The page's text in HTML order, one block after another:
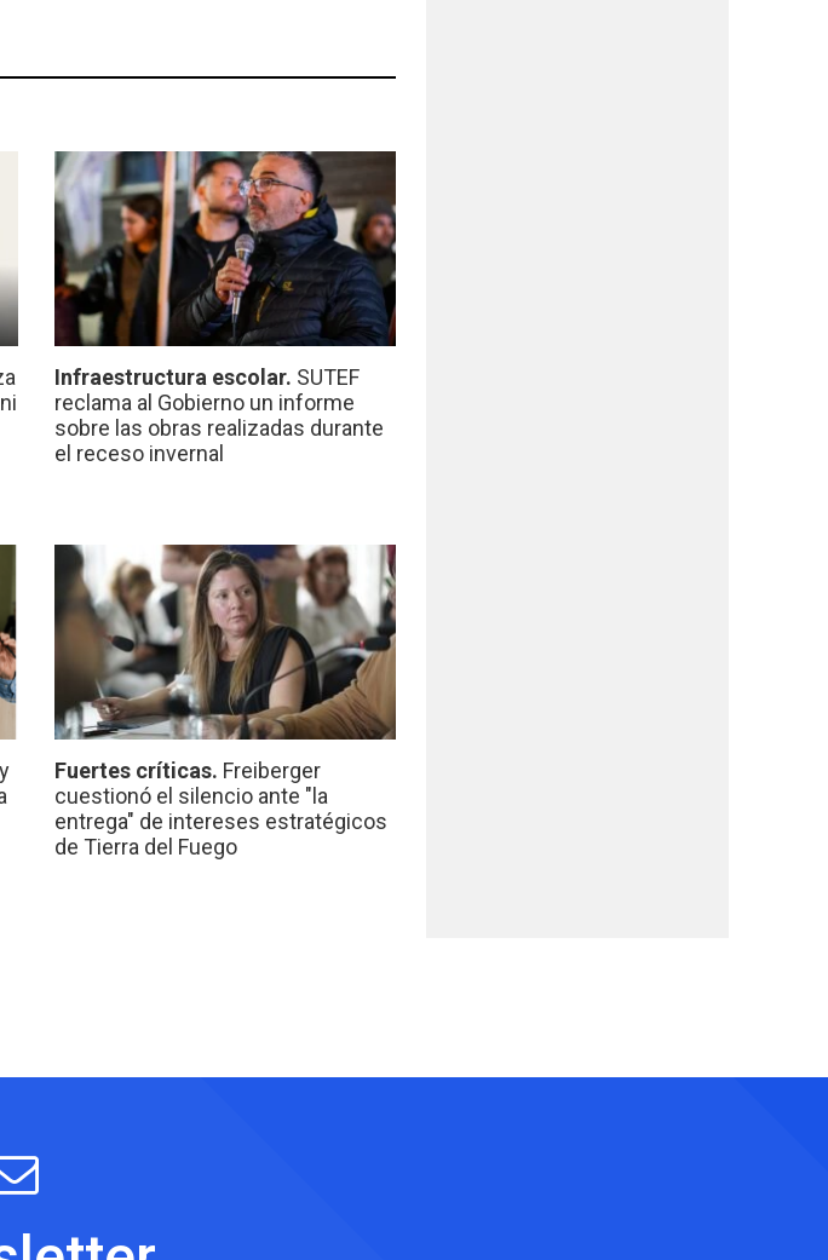
Infraestructura escolar. SUTEF
reclama al Gobierno un informe
sobre las obras realizadas durante
el receso invernal
Fuertes críticas. Freiberger
cuestionó el silencio ante "la
entrega" de intereses estratégicos
de Tierra del Fuego